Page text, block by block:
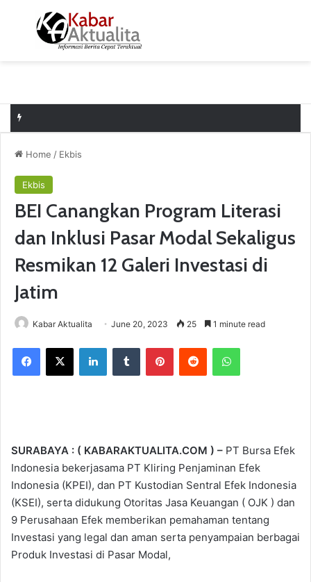
Menu
Home / Ekbis
Ekbis
BEI Canangkan Program Literasi
dan Inklusi Pasar Modal Sekaligus
Resmikan 12 Galeri Investasi di
Jatim
Kabar Aktualita June 20, 2023 25 1 minute read
SURABAYA : ( KABARAKTUALITA.COM ) – PT Bursa Efek
Indonesia bekerjasama PT Kliring Penjaminan Efek
Indonesia (KPEI), dan PT Kustodian Sentral Efek Indonesia
(KSEI), serta didukung Otoritas Jasa Keuangan ( OJK ) dan
9 Perusahaan Efek memberikan pemahaman tentang
Investasi yang legal dan aman serta penyampaian berbagai
Produk Investasi di Pasar Modal,